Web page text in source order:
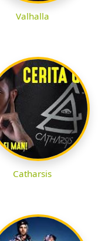
Valhalla
Catharsis